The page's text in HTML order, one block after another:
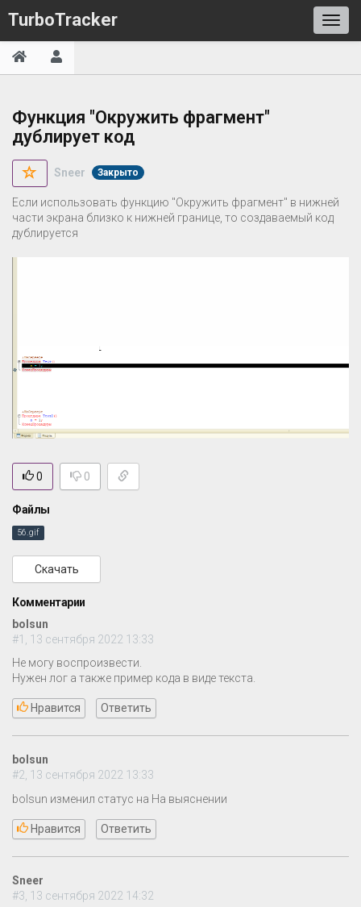
TurboTracker
Функция "Окружить фрагмент"
дублирует код
Sneer Закрыто
Если использовать функцию "Окружить фрагмент" в нижней
части экрана близко к нижней границе, то создаваемый код
дублируется
0 0
Файлы
56.gif
Скачать
Комментарии
bolsun
#1, 13 сентября 2022 13:33
Не могу воспроизвести.
Нужен лог а также пример кода в виде текста.
Нравится Ответить
bolsun
#2, 13 сентября 2022 13:33
bolsun изменил статус на На выяснении
Нравится Ответить
Sneer
#3, 13 сентября 2022 14:32